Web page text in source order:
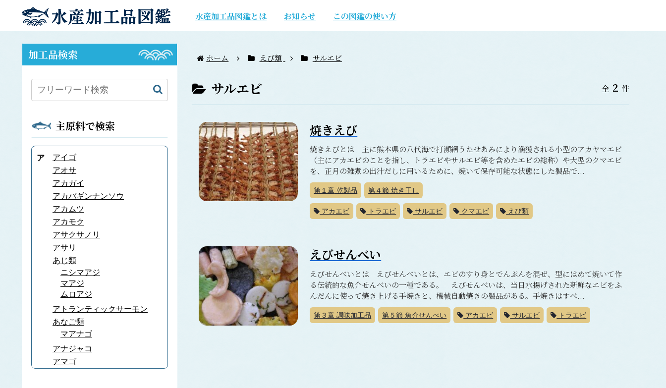
水産加工品図鑑とは お知らせ この図鑑の使い方
ホーム えび類 サルエビ
サルエビ 全 2 件
焼きえび
焼きえびとは 主に熊本県の八代海で打瀕網うたせあみにより漁獲される小型のアカヤマエビ
（主にアカエビのことを指し、トラエビやサルエビ等を含めたエビの総称）や大型のクマエビ
を、正月の雑煮の出汁だしに用いるために、焼いて保存可能な状態にした製品で...
第１章 乾製品 第４節 焼き干し
アカエビ トラエビ サルエビ クマエビ えび類
えびせんべい
えびせんべいとは えびせんべいとは、エビのすり身とでんぷんを混ぜ、型にはめて焼いて作
る伝統的な魚介せんべいの一種である。 えびせんべいは、当日水揚げされた新鮮なエビをふ
んだんに使って焼き上げる手焼きと、機械自動焼きの製品がある。手焼きはすべ...
第３章 調味加工品 第５節 魚介せんべい アカエビ サルエビ トラエビ
加工品検索
主原料で検索
ア
アイゴ
アオサ
アカガイ
アカバギンナンソウ
アカムツ
アカモク
アサクサノリ
アサリ
あじ類
ニシマアジ
マアジ
ムロアジ
アトランティックサーモン
あなご類
マアナゴ
アナジャコ
アマゴ